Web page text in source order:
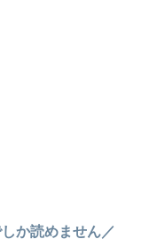
か読めません／